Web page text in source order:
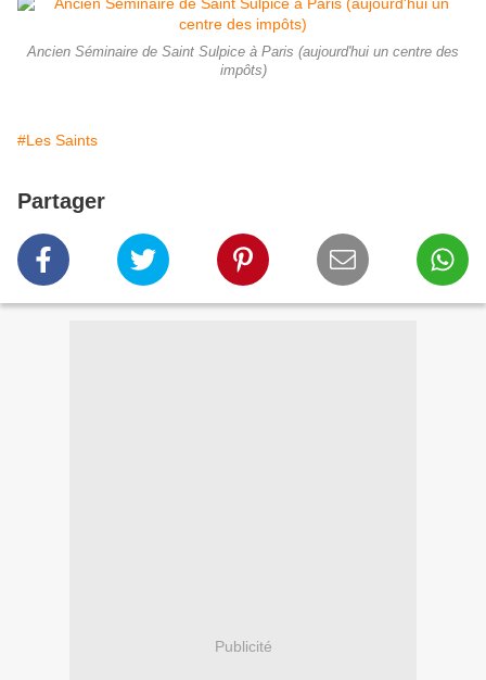
Ancien Séminaire de Saint Sulpice à Paris (aujourd'hui un centre des
impôts)
#Les Saints
Partager
Publicité